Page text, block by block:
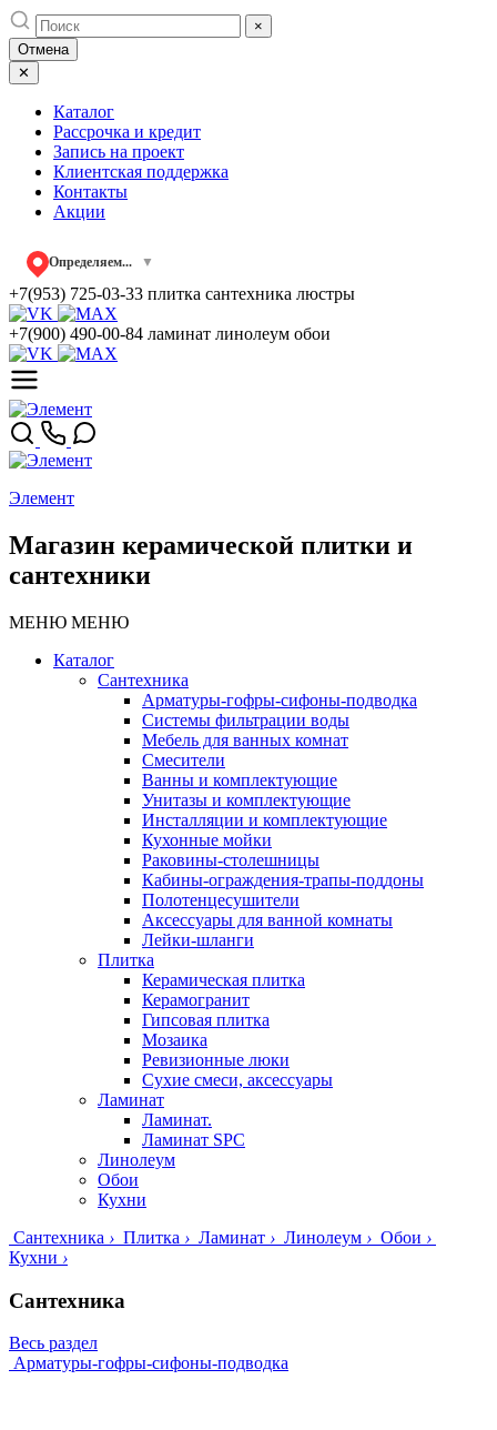
Skip
to
content
×
Отмена
✕
Каталог
Рассрочка и кредит
Запись на проект
Клиентская поддержка
Контакты
Акции
Определяем... ▼
+7(953) 725-03-33 плитка сантехника люстры
+7(900) 490-00-84 ламинат линолеум обои
Элемент
Магазин керамической плитки и
сантехники
МЕНЮ МЕНЮ
Каталог
Сантехника
Арматуры-гофры-сифоны-подводка
Системы фильтрации воды
Мебель для ванных комнат
Смесители
Ванны и комплектующие
Унитазы и комплектующие
Инсталляции и комплектующие
Кухонные мойки
Раковины-столешницы
Кабины-ограждения-трапы-поддоны
Полотенцесушители
Аксессуары для ванной комнаты
Лейки-шланги
Плитка
Керамическая плитка
Керамогранит
Гипсовая плитка
Мозаика
Ревизионные люки
Сухие смеси, аксессуары
Ламинат
Ламинат.
Ламинат SPC
Линолеум
Обои
Кухни
Сантехника › Плитка › Ламинат › Линолеум › Обои ›
Кухни ›
Сантехника
Весь раздел
Арматуры-гофры-сифоны-подводка